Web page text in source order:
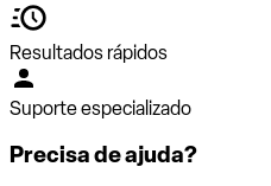
Resultados rápidos
Suporte especializado
Precisa de ajuda?